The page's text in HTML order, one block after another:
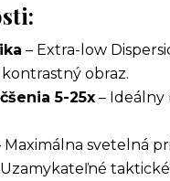
– Extra-low
obraz.
5-25x – Ideálny
Maximálna svetelná